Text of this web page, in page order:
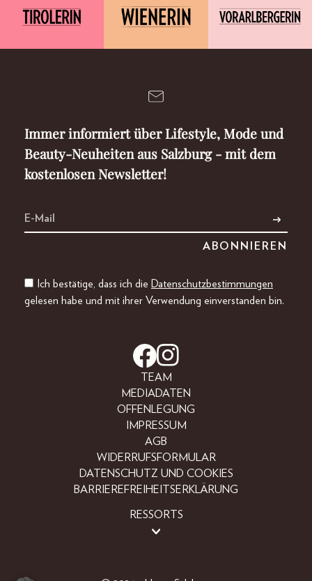
Immer informiert über Lifestyle, Mode und
Beauty-Neuheiten aus Salzburg - mit dem
kostenlosen Newsletter!
Ich bestätige, dass ich die Datenschutzbestimmungen
gelesen habe und mit ihrer Verwendung einverstanden bin.
TEAM
MEDIADATEN
OFFENLEGUNG
IMPRESSUM
AGB
WIDERRUFSFORMULAR
DATENSCHUTZ UND COOKIES
BARRIEREFREIHEITSERKLÄRUNG
RESSORTS